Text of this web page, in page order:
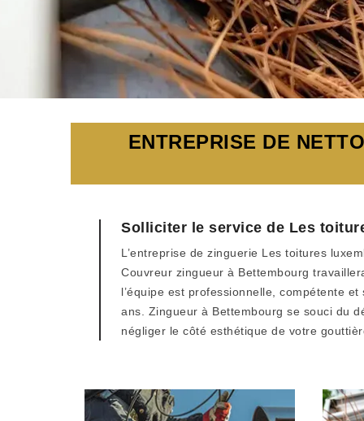
ENTREPRISE DE
Solliciter le service de Les
L’entreprise de zinguerie Les toitures
Couvreur zingueur à Bettembourg
l’équipe est professionnelle, compétente
ans. Zingueur à Bettembourg se souci du
négliger le côté esthétique de votre